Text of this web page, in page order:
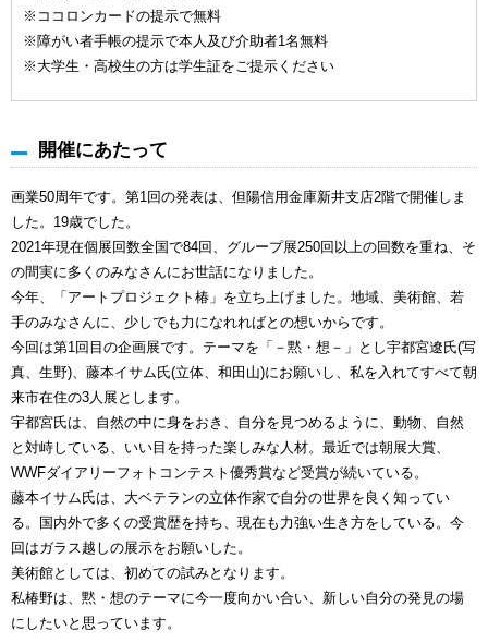
※ココロンカードの提示で無料
※障がい者手帳の提示で本人及び介助者1名無料
※大学生・高校生の方は学生証をご提示ください
開催にあたって
画業50周年です。第1回の発表は、但陽信用金庫新井支店2階で開催しま
した。19歳でした。
2021年現在個展回数全国で84回、グループ展250回以上の回数を重ね、そ
の間実に多くのみなさんにお世話になりました。
今年、「アートプロジェクト椿」を立ち上げました。地域、美術館、若
手のみなさんに、少しでも力になれればとの想いからです。
今回は第1回目の企画展です。テーマを「－黙・想－」とし宇都宮遼氏(写
真、生野)、藤本イサム氏(立体、和田山)にお願いし、私を入れてすべて朝
来市在住の3人展とします。
宇都宮氏は、自然の中に身をおき、自分を見つめるように、動物、自然
と対峙している、いい目を持った楽しみな人材。最近では朝展大賞、
WWFダイアリーフォトコンテスト優秀賞など受賞が続いている。
藤本イサム氏は、大ベテランの立体作家で自分の世界を良く知ってい
る。国内外で多くの受賞歴を持ち、現在も力強い生き方をしている。今
回はガラス越しの展示をお願いした。
美術館としては、初めての試みとなります。
私椿野は、黙・想のテーマに今一度向かい合い、新しい自分の発見の場
にしたいと思っています。